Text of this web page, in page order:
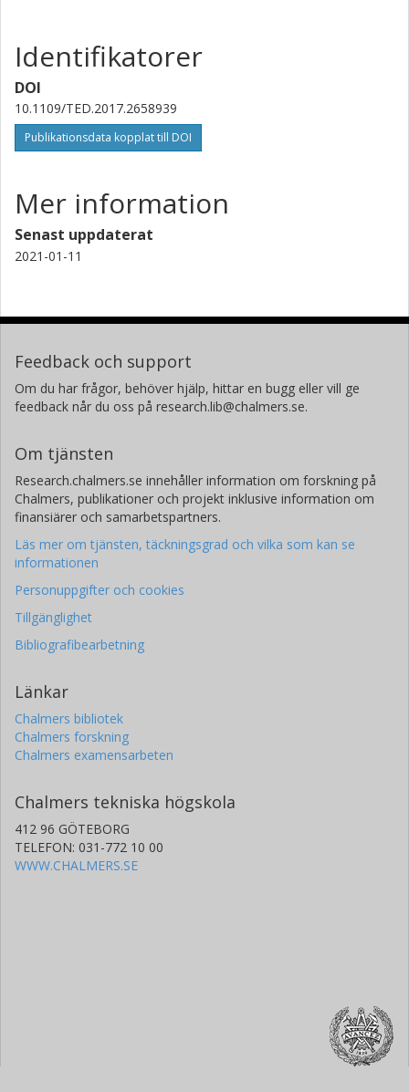
Identifikatorer
DOI
10.1109/TED.2017.2658939
Publikationsdata kopplat till DOI
Mer information
Senast uppdaterat
2021-01-11
Feedback och support
Om du har frågor, behöver hjälp, hittar en bugg eller vill ge
feedback når du oss på research.lib@chalmers.se.
Om tjänsten
Research.chalmers.se innehåller information om forskning på
Chalmers, publikationer och projekt inklusive information om
finansiärer och samarbetspartners.
Läs mer om tjänsten, täckningsgrad och vilka som kan se
informationen
Personuppgifter och cookies
Tillgänglighet
Bibliografibearbetning
Länkar
Chalmers bibliotek
Chalmers forskning
Chalmers examensarbeten
Chalmers tekniska högskola
412 96 GÖTEBORG
TELEFON: 031-772 10 00
WWW.CHALMERS.SE